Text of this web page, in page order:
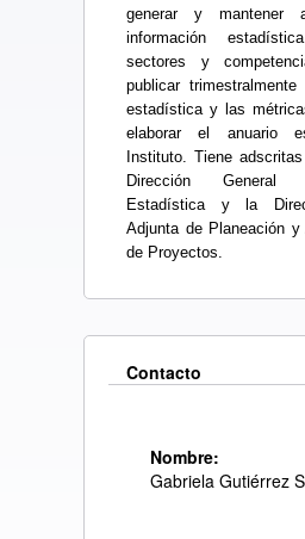
generar y mantener
información
sectores y
publicar
estadística y las
elaborar el anuario
Instituto. Tiene
Dirección General
Estadística y la
Adjunta de Planeación y
de Proyectos.
Contacto
Nombre:
Gabriela Gutiérrez